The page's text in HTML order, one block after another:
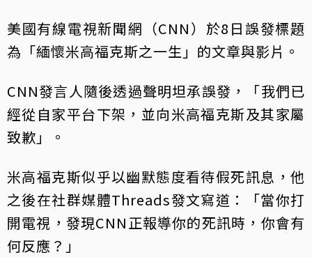
美國有線電視新聞網（CNN）於8日誤發標題
為「緬懷米高福克斯之一生」的文章與影片。
CNN發言人隨後透過聲明坦承誤發，「我們已
經從自家平台下架，並向米高福克斯及其家屬
致歉」。
米高福克斯似乎以幽默態度看待假死訊息，他
之後在社群媒體Threads發文寫道：「當你打
開電視，發現CNN正報導你的死訊時，你會有
何反應？」